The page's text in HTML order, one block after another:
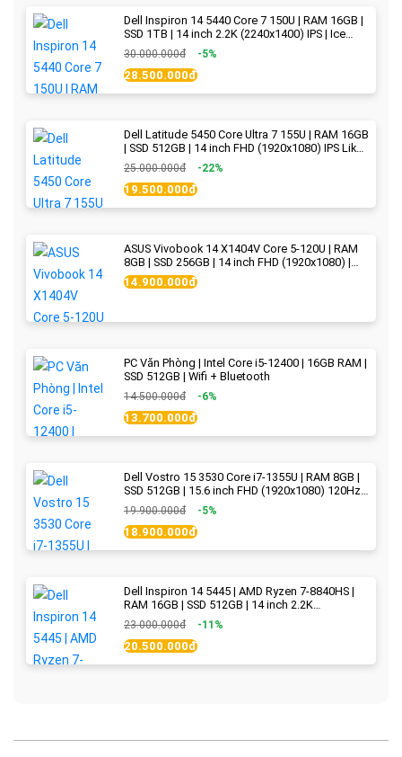
Dell Inspiron 14 5440 Core 7 150U | RAM 16GB |
SSD 1TB | 14 inch 2.2K (2240x1400) IPS | Ice
Blue - New Fullbox
30.000.000đ -5%
28.500.000đ
Dell Latitude 5450 Core Ultra 7 155U | RAM 16GB
| SSD 512GB | 14 inch FHD (1920x1080) IPS Like
new
25.000.000đ -22%
19.500.000đ
ASUS Vivobook 14 X1404V Core 5-120U | RAM
8GB | SSD 256GB | 14 inch FHD (1920x1080) |
Quiet Blue - New Fullbox
14.900.000đ
PC Văn Phòng | Intel Core i5-12400 | 16GB RAM |
SSD 512GB | Wifi + Bluetooth
14.500.000đ -6%
13.700.000đ
Dell Vostro 15 3530 Core i7-1355U | RAM 8GB |
SSD 512GB | 15.6 inch FHD (1920x1080) 120Hz
WVA | Black | New Fullbox
19.900.000đ -5%
18.900.000đ
Dell Inspiron 14 5445 | AMD Ryzen 7-8840HS |
RAM 16GB | SSD 512GB | 14 inch 2.2K
(2240x1400) IPS 300nits | Ice Blue - New Fullbox
23.000.000đ -11%
20.500.000đ